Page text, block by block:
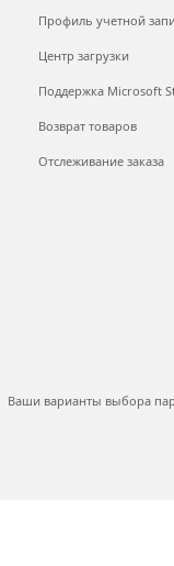
Профиль учетной
Центр загрузки
Поддержка Microsoft
Возврат товаров
Отслеживание заказа
Ваши варианты выбора